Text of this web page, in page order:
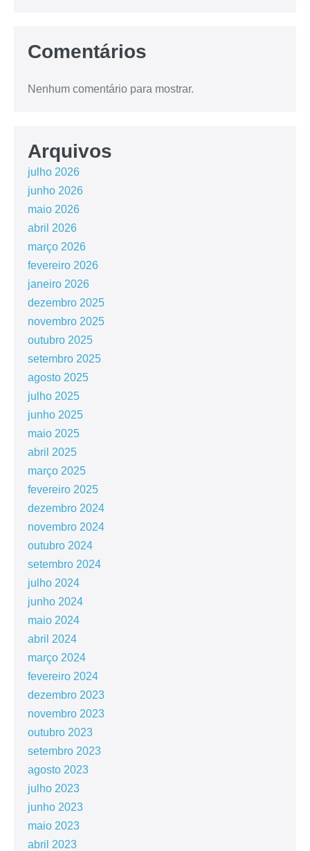
Comentários
Nenhum comentário para mostrar.
Arquivos
julho 2026
junho 2026
maio 2026
abril 2026
março 2026
fevereiro 2026
janeiro 2026
dezembro 2025
novembro 2025
outubro 2025
setembro 2025
agosto 2025
julho 2025
junho 2025
maio 2025
abril 2025
março 2025
fevereiro 2025
dezembro 2024
novembro 2024
outubro 2024
setembro 2024
julho 2024
junho 2024
maio 2024
abril 2024
março 2024
fevereiro 2024
dezembro 2023
novembro 2023
outubro 2023
setembro 2023
agosto 2023
julho 2023
junho 2023
maio 2023
abril 2023